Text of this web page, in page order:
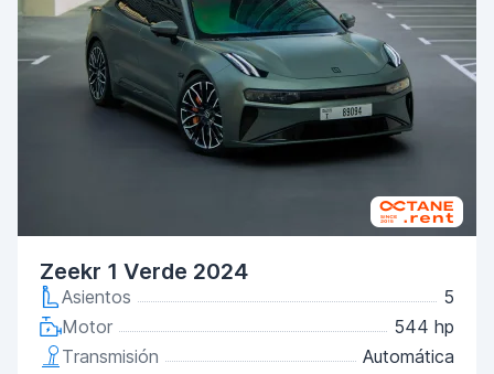
Zeekr 1 Verde 2024
Asientos
5
Motor
544 hp
Transmisión
Automática